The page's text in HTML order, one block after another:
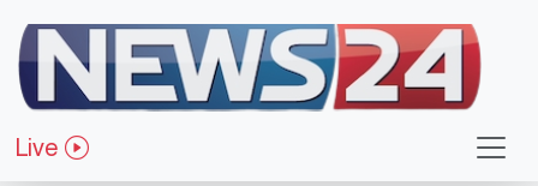
Live
আন্তর্জাতিক
ইরানের জয়ে ক্ষুব্ধ ইসরায়েলকে নিয়ে
সতর্ক থাকতে বললো রাশিয়া